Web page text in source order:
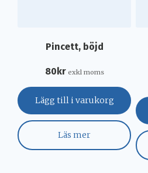
Pincett, böjd
80 kr exkl moms
Lägg till i varukorg
Läs mer